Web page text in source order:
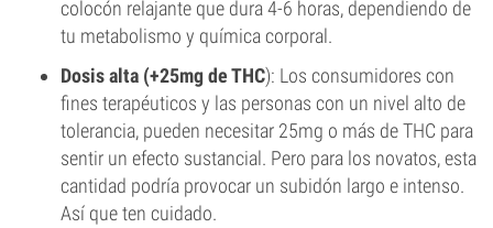
colocón relajante que dura 4-6 horas, dependiendo de
tu metabolismo y química corporal.
Dosis alta (+25mg de THC): Los consumidores con
fines terapéuticos y las personas con un nivel alto de
tolerancia, pueden necesitar 25mg o más de THC para
sentir un efecto sustancial. Pero para los novatos, esta
cantidad podría provocar un subidón largo e intenso.
Así que ten cuidado.